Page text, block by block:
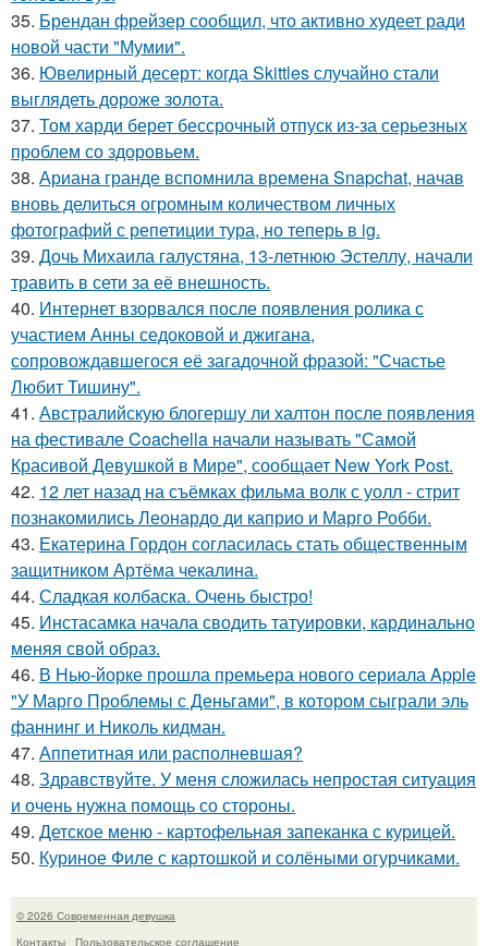
35. Брендан фрейзер сообщил, что активно худеет ради
новой части "Мумии".
36. Ювелирный десерт: когда Skittles случайно стали
выглядеть дороже золота.
37. Том харди берет бессрочный отпуск из-за серьезных
проблем со здоровьем.
38. Ариана гранде вспомнила времена Snapchat, начав
вновь делиться огромным количеством личных
фотографий с репетиции тура, но теперь в ig.
39. Дочь Михаила галустяна, 13-летнюю Эстеллу, начали
травить в сети за её внешность.
40. Интернет взорвался после появления ролика с
участием Анны седоковой и джигана,
сопровождавшегося её загадочной фразой: "Счастье
Любит Тишину".
41. Австралийскую блогершу ли халтон после появления
на фестивале Coachella начали называть "Самой
Красивой Девушкой в Мире", сообщает New York Post.
42. 12 лет назад на съёмках фильма волк с уолл - стрит
познакомились Леонардо ди каприо и Марго Робби.
43. Екатерина Гордон согласилась стать общественным
защитником Артёма чекалина.
44. Сладкая колбаска. Очень быстро!
45. Инстасамка начала сводить татуировки, кардинально
меняя свой образ.
46. В Нью-йорке прошла премьера нового сериала Apple
"У Марго Проблемы с Деньгами", в котором сыграли эль
фаннинг и Николь кидман.
47. Аппетитная или располневшая?
48. Здравствуйте. У меня сложилась непростая ситуация
и очень нужна помощь со стороны.
49. Детское меню - картофельная запеканка с курицей.
50. Куриное Филе с картошкой и солёными огурчиками.
© 2026 Современная девушка
Контакты
Пользовательское соглашение